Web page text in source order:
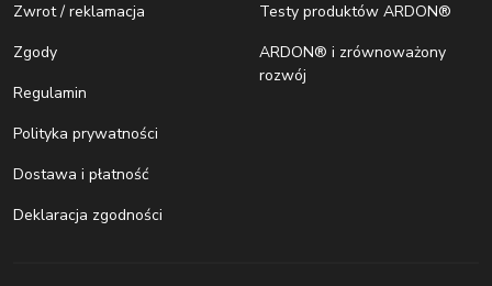
Zwrot / reklamacja
Zgody
Regulamin
Polityka prywatności
Dostawa i płatność
Deklaracja zgodności
Testy produktów ARDON®
ARDON® i zrównoważony
rozwój